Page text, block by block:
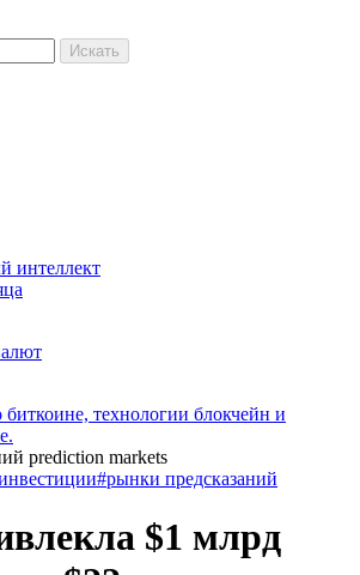
интеллект
технологии блокчейн и
#рынки предсказаний
$1 млрд